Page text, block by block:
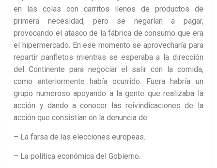
en las colas con carritos llenos de productos de
primera necesidad, pero se negarían a pagar,
provocando el atasco de la fábrica de consumo que era
el hipermercado. En ese momento se aprovecharía para
repartir panfletos mientras se esperaba a la dirección
del Continente para negociar el salir con la comida,
como anteriormente había ocurrido. Fuera habría un
grupo numeroso apoyando a la gente que realizaba la
acción y dando a conocer las reivindicaciones de la
acción que consistían en la denuncia de:
– La farsa de las elecciones europeas.
– La política económica del Gobierno.